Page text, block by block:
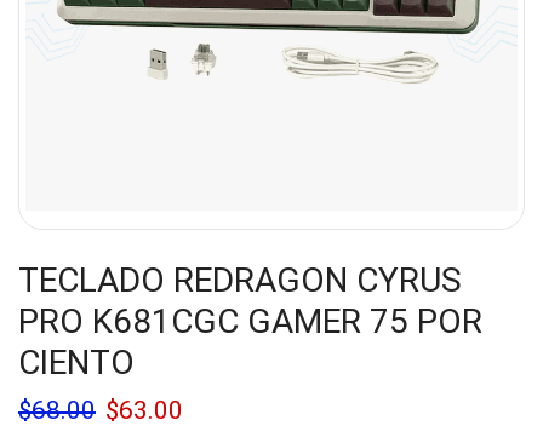
TECLADO REDRAGON CYRUS
PRO K681CGC GAMER 75 POR
CIENTO
$68.00 $63.00